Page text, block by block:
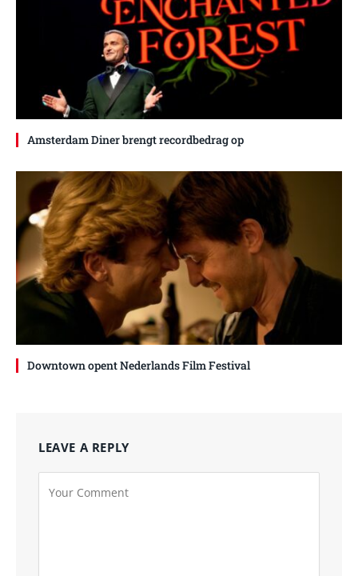
Amsterdam Diner brengt recordbedrag op
Downtown opent Nederlands Film Festival
LEAVE A REPLY